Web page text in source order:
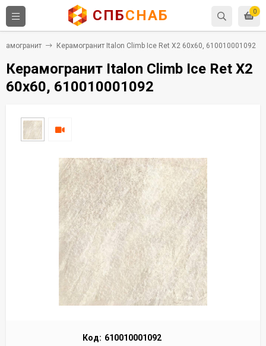
0
СПБСНАБ
Керамогранит Italon Climb Ice Ret X2 60x60, 610010001092
Керамогранит Italon Climb Ice Ret X2
60x60, 610010001092
Код: 610010001092